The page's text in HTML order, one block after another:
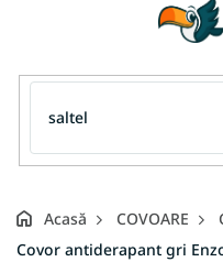
Acasă COVOARE
Covor antiderapant gri